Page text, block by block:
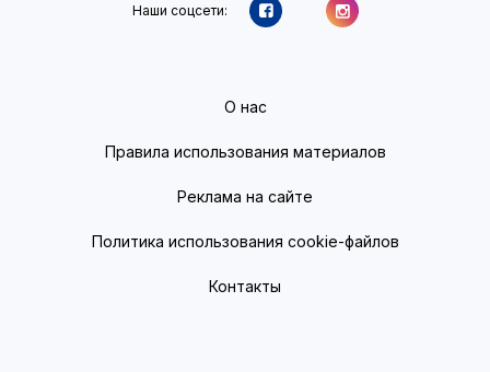
Наши соцсети:
О нас
Правила использования материалов
Реклама на сайте
Политика использования cookie-файлов
Контакты